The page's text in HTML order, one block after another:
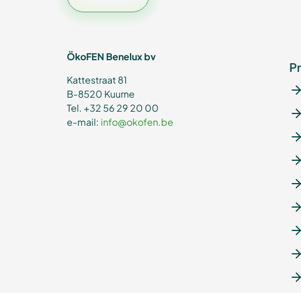
ÖkoFEN Benelux bv
Kattestraat 81
B-8520 Kuurne
Tel. +32 56 29 20 00
e-mail: info@okofen.be